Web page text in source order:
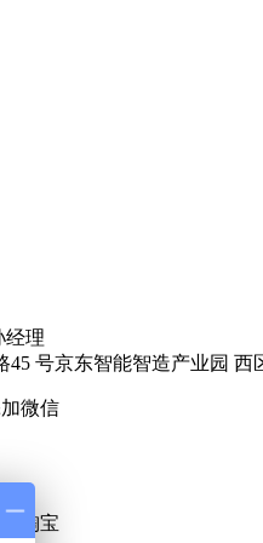
经理
号京东智能智造产业园 西